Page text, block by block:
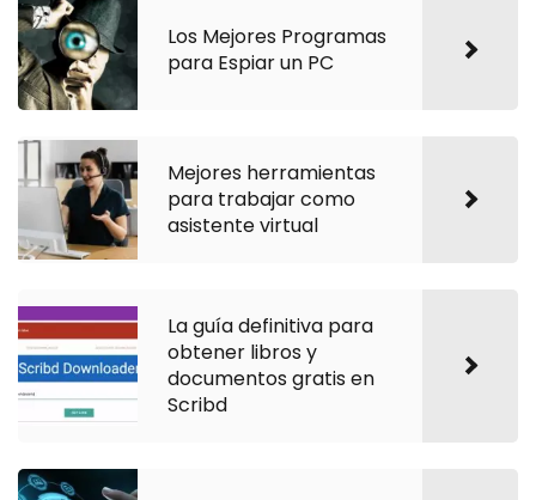
Los Mejores Programas
para Espiar un PC
Mejores herramientas
para trabajar como
asistente virtual
La guía definitiva para
obtener libros y
documentos gratis en
Scribd